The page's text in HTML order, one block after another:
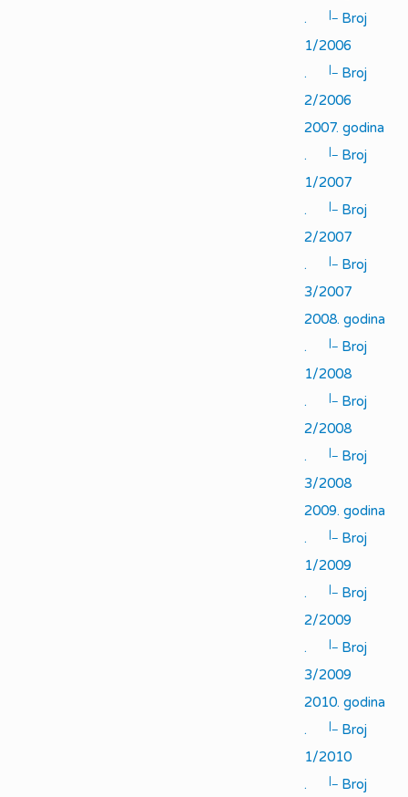
.
|_ Broj
1/2006
.
|_ Broj
2/2006
2007. godina
.
|_ Broj
1/2007
.
|_ Broj
2/2007
.
|_ Broj
3/2007
2008. godina
.
|_ Broj
1/2008
.
|_ Broj
2/2008
.
|_ Broj
3/2008
2009. godina
.
|_ Broj
1/2009
.
|_ Broj
2/2009
.
|_ Broj
3/2009
2010. godina
.
|_ Broj
1/2010
.
|_ Broj